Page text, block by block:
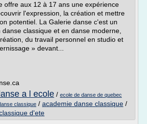
offre aux 12 à 17 ans une expérience
l'expression, la création et mettre
potentiel. La Galerie danse c'est un
classique et en danse moderne,
du travail personnel en studio et
» devant...
a l ecole / ecole de danse de quebec
classique / academie danse classique /
d'ete